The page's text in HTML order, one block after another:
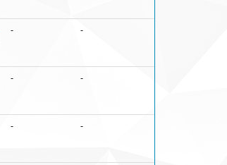
- -
- -
- -